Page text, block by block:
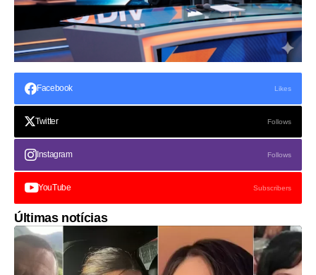
Facebook Likes
Twitter Follows
Instagram Follows
YouTube Subscribers
Últimas notícias